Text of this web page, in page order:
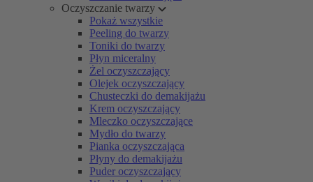
Oczyszczanie twarzy
Pokaż wszystkie
Peeling do twarzy
Toniki do twarzy
Płyn miceralny
Żel oczyszczający
Olejek oczyszczający
Chusteczki do demakijażu
Krem oczyszczający
Mleczko oczyszczające
Mydło do twarzy
Pianka oczyszczająca
Płyny do demakijażu
Puder oczyszczający